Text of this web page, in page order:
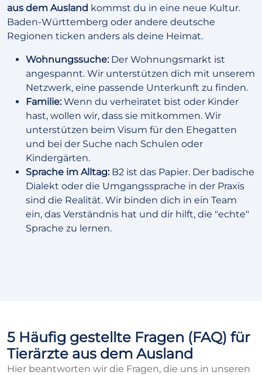
aus dem Ausland kommst du in eine neue Kultur.
Baden-Württemberg oder andere deutsche
Regionen ticken anders als deine Heimat.
Wohnungssuche:Der Wohnungsmarkt ist
angespannt. Wir unterstützen dich mit unserem
Netzwerk, eine passende Unterkunft zu finden.
Familie:Wenn du verheiratet bist oder Kinder
hast, wollen wir, dass sie mitkommen. Wir
unterstützen beim Visum für den Ehegatten
und bei der Suche nach Schulen oder
Kindergärten.
Sprache im Alltag:B2 ist das Papier. Der badische
Dialekt oder die Umgangssprache in der Praxis
sind die Realität. Wir binden dich in ein Team
ein, das Verständnis hat und dir hilft, die "echte"
Sprache zu lernen.
5 Häufig gestellte Fragen (FAQ) für
Tierärzte aus dem Ausland
Hier beantworten wir die Fragen, die uns in unseren